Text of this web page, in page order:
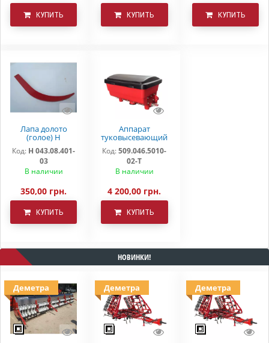
КУПИТЬ КУПИТЬ КУПИТЬ
Лапа долото
(голое) Н
043.08.401-03
Код: Н 043.08.401-
03
В наличии
350,00 грн.
КУПИТЬ
Аппарат
туковысевающий
509.046.5010-02-Т
Код: 509.046.5010-
02-Т
В наличии
4 200,00 грн.
КУПИТЬ
НОВИНКИ!
Деметра Деметра Деметра